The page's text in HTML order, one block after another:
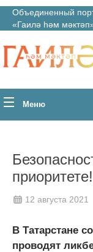
Объединенный
«Гаилә һәм
Меню
приоритете!
12 августа 2021
В Татарстане
проводят